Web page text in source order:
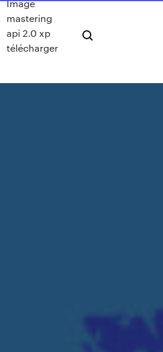
Image
mastering
api 2.0 xp
télécharger